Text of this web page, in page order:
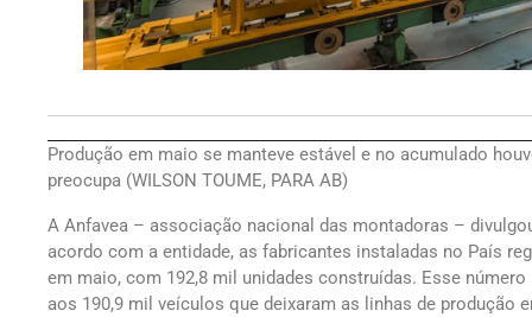
Produção em maio se manteve estável e no acumulado
preocupa (WILSON TOUME, PARA AB)
A Anfavea – associação nacional das montadoras –
acordo com a entidade, as fabricantes instaladas no País
em maio, com 192,8 mil unidades construídas. Esse
aos 190,9 mil veículos que deixaram as linhas de produção